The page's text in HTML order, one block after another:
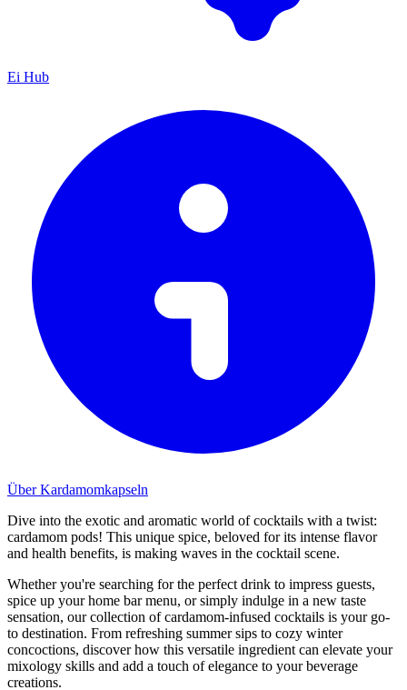
Ei Hub
Über Kardamomkapseln
Dive into the exotic and aromatic world of cocktails with a twist:
cardamom pods! This unique spice, beloved for its intense flavor
and health benefits, is making waves in the cocktail scene.
Whether you're searching for the perfect drink to impress guests,
spice up your home bar menu, or simply indulge in a new taste
sensation, our collection of cardamom-infused cocktails is your go-
to destination. From refreshing summer sips to cozy winter
concoctions, discover how this versatile ingredient can elevate your
mixology skills and add a touch of elegance to your beverage
creations.